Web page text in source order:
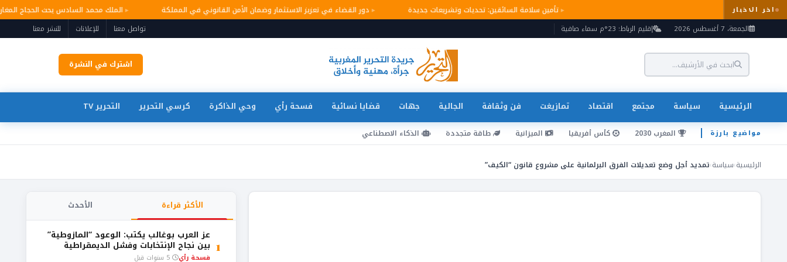
اخر الاخبار تأمين سلامة السائقين: تحديات وتشريعات جديدة دور القضاء في تعزيز الاستثمار وضمان الأمن القانوني في المملكة
الملك محمد السادس يحث الحجاج
الجمعة، 7 أغسطس 2026
إقليم الرباط: 23°م سماء صافية تواصل معنا للإعلانات للنشر معنا
اشترك في النشرة
الرئيسية سياسة مجتمع اقتصاد تمازيغت فن وثقافة الجالية جهات قضايا نسائية فسحة رأي وحي الذاكرة كرسي التحرير التحرير TV
مواضيع بارزة المغرب 2030 كأس أفريقيا الميزانية طاقة متجددة الذكاء الاصطناعي
الرئيسية›سياسة›تمديد أجل وضع تعديلات الفرق البرلمانية على مشروع قانون “الكيف”
الأكثر قراءة الأحدث
1
عز العرب بوغالب يكتب: الوعود “المازوطية”
بين نجاح الإنتخابات وفشل الديمقراطية
فسحة رأي